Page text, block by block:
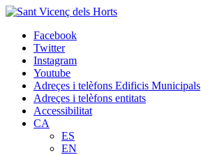
Skip
contentFacebook
Twitter
Instagram
Youtube
Adreçes i telèfons Edificis Municipals
Adreçes i telèfons entitats
Accessibilitat
CA
ES
EN